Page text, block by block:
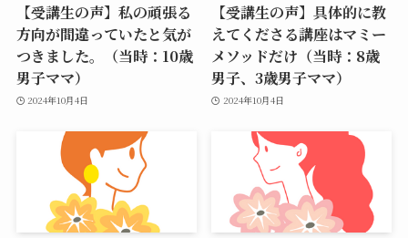
【受講生の声】私の頑張る
方向が間違っていたと気が
つきました。（当時：10歳
男子ママ）
2024年10月4日
【受講生の声】具体的に教
えてくださる講座はマミー
メソッドだけ（当時：8歳
男子、3歳男子ママ）
2024年10月4日